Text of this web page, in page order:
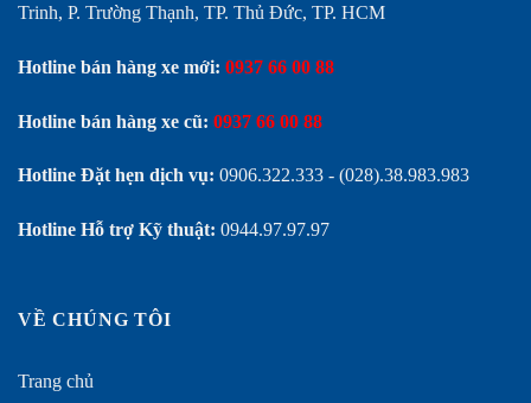
Trinh, P. Trường Thạnh, TP. Thủ Đức, TP. HCM
Hotline bán hàng xe mới: 0937 66 00 88
Hotline bán hàng xe cũ: 0937 66 00 88
Hotline Đặt hẹn dịch vụ: 0906.322.333 - (028).38.983.983
Hotline Hỗ trợ Kỹ thuật: 0944.97.97.97
VỀ CHÚNG TÔI
Trang chủ